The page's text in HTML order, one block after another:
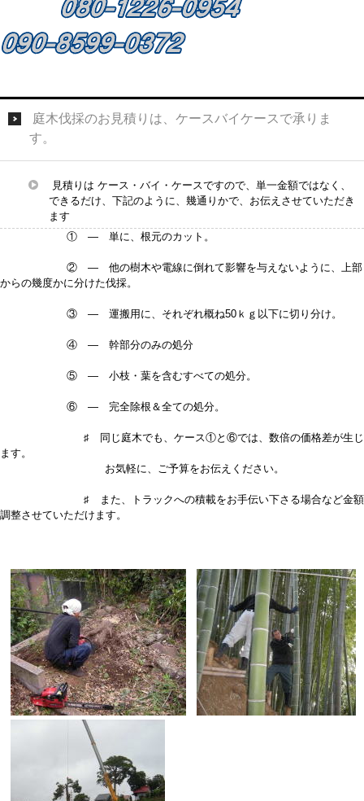
庭木伐採のお見積りは、ケースバイケースで承りま
す。
見積りは ケース・バイ・ケースですので、単一金額ではなく、
できるだけ、下記のように、幾通りかで、お伝えさせていただき
ます
① — 単に、根元のカット。
② — 他の樹木や電線に倒れて影響を与えないように、上部
からの幾度かに分けた伐採。
③ — 運搬用に、それぞれ概ね50ｋｇ以下に切り分け。
④ — 幹部分のみの処分
⑤ — 小枝・葉を含むすべての処分。
⑥ — 完全除根＆全ての処分。
♯ 同じ庭木でも、ケース①と⑥では、数倍の価格差が生じ
ます。
お気軽に、ご予算をお伝えください。
♯ また、トラックへの積載をお手伝い下さる場合など金額
調整させていただけます。